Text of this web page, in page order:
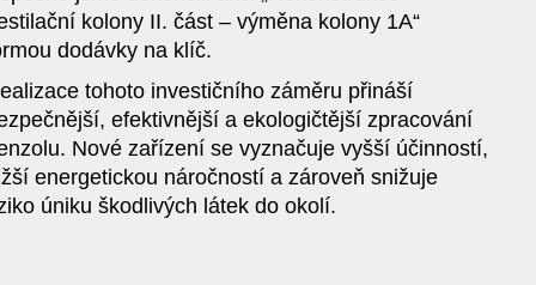
kolony II. část – výměna kolony 1A“
dodávky na klíč.
tohoto investičního záměru přináší
efektivnější a ekologičtější zpracování
Nové zařízení se vyznačuje vyšší účinností,
energetickou náročností a zároveň snižuje
úniku škodlivých látek do okolí.